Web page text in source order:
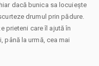
dacă bunica sa locuiește
drumul prin pădure.
prieteni care îl ajută în
până la urmă, cea mai